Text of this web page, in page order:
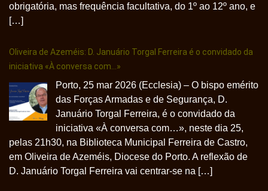
obrigatória, mas frequência facultativa, do 1º ao 12º ano, e
[…]
Oliveira de Azeméis: D. Januário Torgal Ferreira é o convidado da
iniciativa «À conversa com…»
Porto, 25 mar 2026 (Ecclesia) – O bispo emérito
das Forças Armadas e de Segurança, D.
Januário Torgal Ferreira, é o convidado da
iniciativa «À conversa com…», neste dia 25,
pelas 21h30, na Biblioteca Municipal Ferreira de Castro,
em Oliveira de Azeméis, Diocese do Porto. A reflexão de
D. Januário Torgal Ferreira vai centrar-se na […]